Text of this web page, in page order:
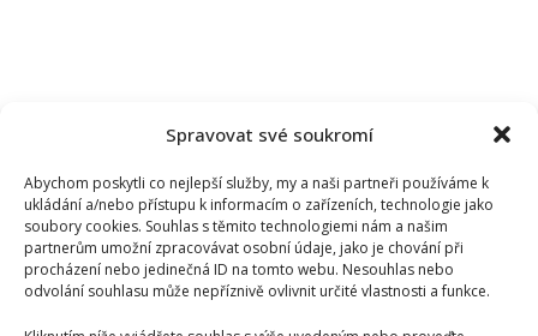
Spravovat své soukromí
Abychom poskytli co nejlepší služby, my a naši partneři používáme k
ukládání a/nebo přístupu k informacím o zařízeních, technologie jako
soubory cookies. Souhlas s těmito technologiemi nám a našim
partnerům umožní zpracovávat osobní údaje, jako je chování při
procházení nebo jedinečná ID na tomto webu. Nesouhlas nebo
odvolání souhlasu může nepříznivě ovlivnit určité vlastnosti a funkce.